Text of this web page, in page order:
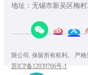
地址：无锡市新吴区梅
限公司. 保留所有权利。 严
苏ICP备12039766号-1